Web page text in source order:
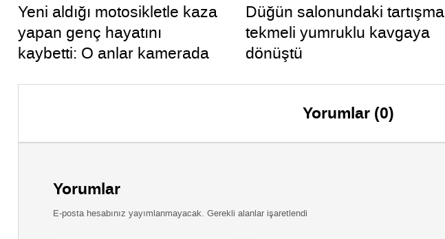
Yeni aldığı motosikletle kaza
yapan genç hayatını
kaybetti: O anlar kamerada
Düğün salonundaki tartışma
tekmeli yumruklu kavgaya
dönüştü
Yorumlar (0)
Yorumlar
E-posta hesabınız yayımlanmayacak. Gerekli alanlar işaretlendi